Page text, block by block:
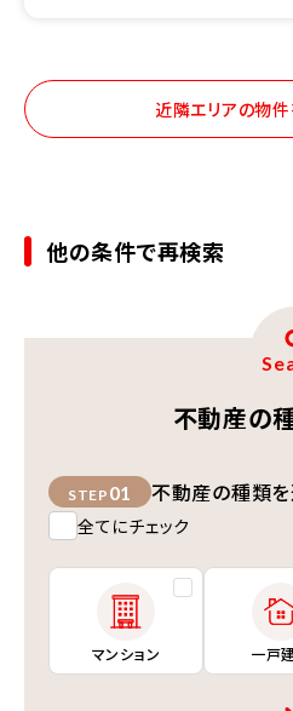
近隣エリアの物件
他の条件で再検索
不動産の
STEP 01 不動産の種類を
全てにチェック
マンション 一戸